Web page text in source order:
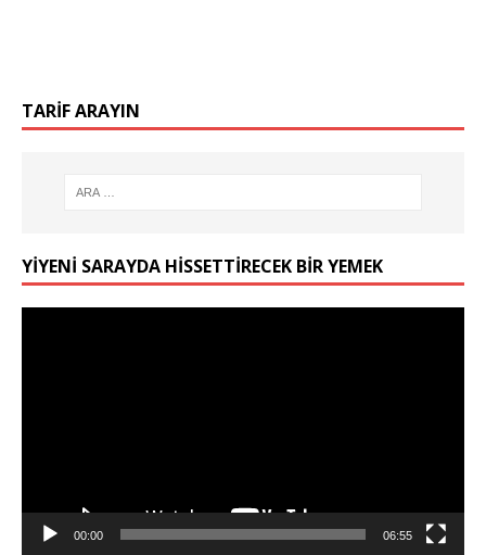
TARIF ARAYIN
YIYENI SARAYDA HISSETTIRECEK BIR YEMEK
00:00 06:55